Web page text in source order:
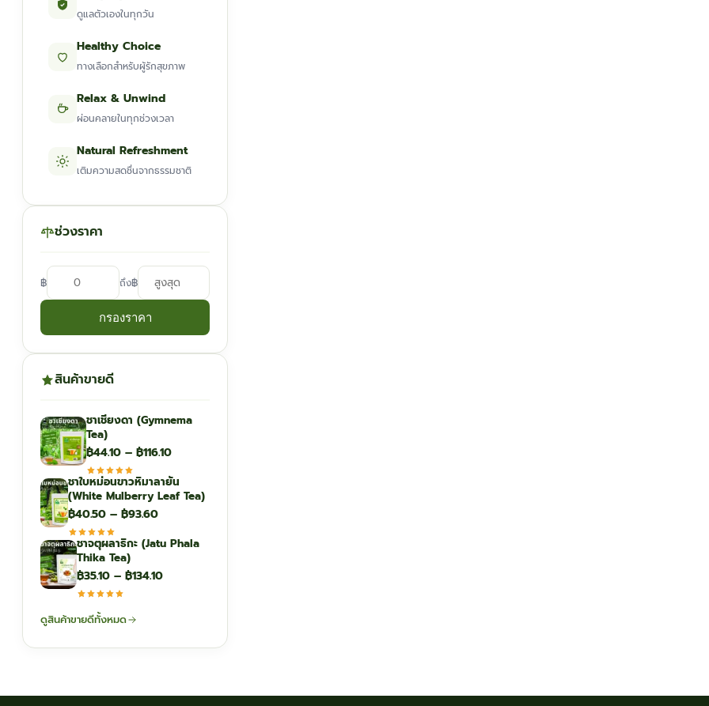
ดูแลตัวเองในทุกวัน
Healthy Choice
ทางเลือกสำหรับผู้รักสุขภาพ
Relax & Unwind
ผ่อนคลายในทุกช่วงเวลา
Natural Refreshment
เติมความสดชื่นจากธรรมชาติ
ช่วงราคา
฿ ถึง฿
กรองราคา
สินค้าขายดี
ชาเชียงดา (Gymnema
Tea)
฿44.10 – ฿116.10Price
฿44.10
through
ชาใบหม่อนขาวหิมาลายัน
(White Mulberry Leaf Tea)
฿40.50 – ฿93.60Price
฿40.50
฿93.60
ชาจตุผลาธิกะ (Jatu Phala
Thika Tea)
฿35.10 – ฿134.10Price
฿134.10
ดูสินค้าขายดีทั้งหมด